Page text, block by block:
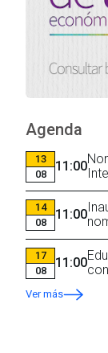
Agenda
13
08
11:00
14
08
11:00
17
08
11:00
Ver más